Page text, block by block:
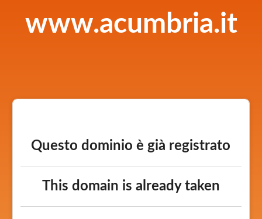
www.acumbria.it
Questo dominio è già registrato
This domain is already taken